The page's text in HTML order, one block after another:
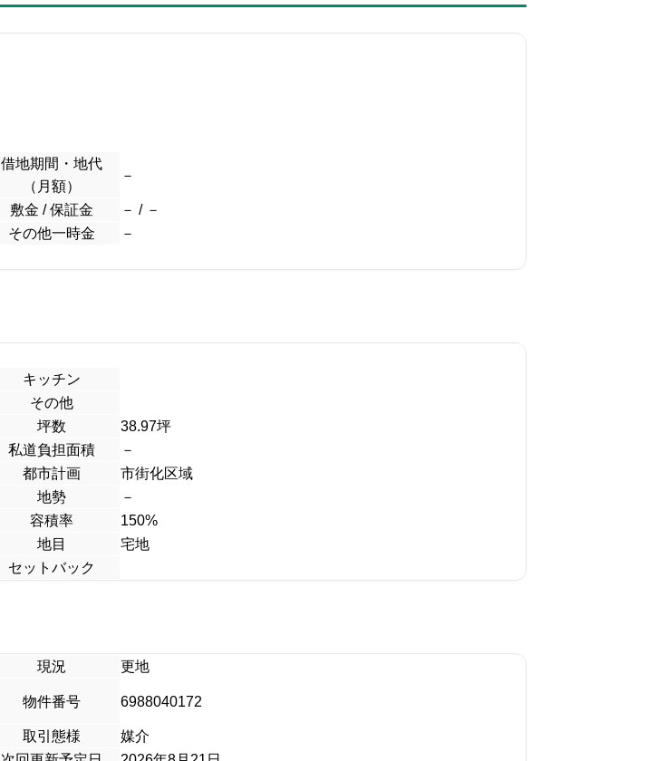
借地期間・地代
（月額）
－
敷金 / 保証金
－ / －
その他一時金
－
キッチン
その他
坪数
38.97坪
私道負担面積
－
都市計画
市街化区域
地勢
－
容積率
150%
地目
宅地
セットバック
現況
更地
物件番号 6988040172
取引態様
媒介